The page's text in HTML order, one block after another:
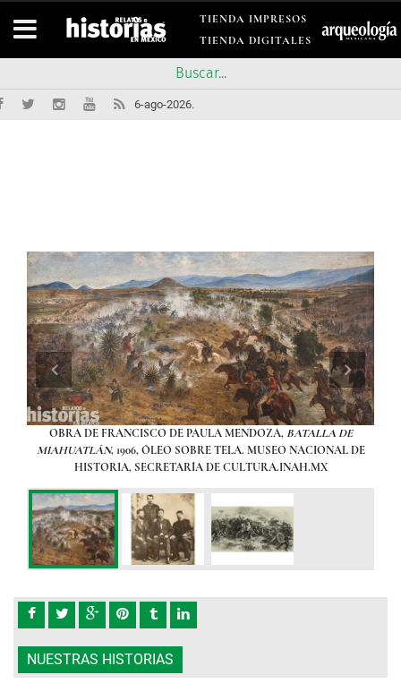
TIENDA IMPRESOS
TIENDA DIGITALES
6-ago-2026.
OBRA DE FRANCISCO DE PAULA MENDOZA, BATALLA DE
MIAHUATLÁN, 1906, ÓLEO SOBRE TELA. MUSEO NACIONAL DE
HISTORIA, SECRETARÍA DE CULTURA.INAH.MX
NUESTRAS HISTORIAS